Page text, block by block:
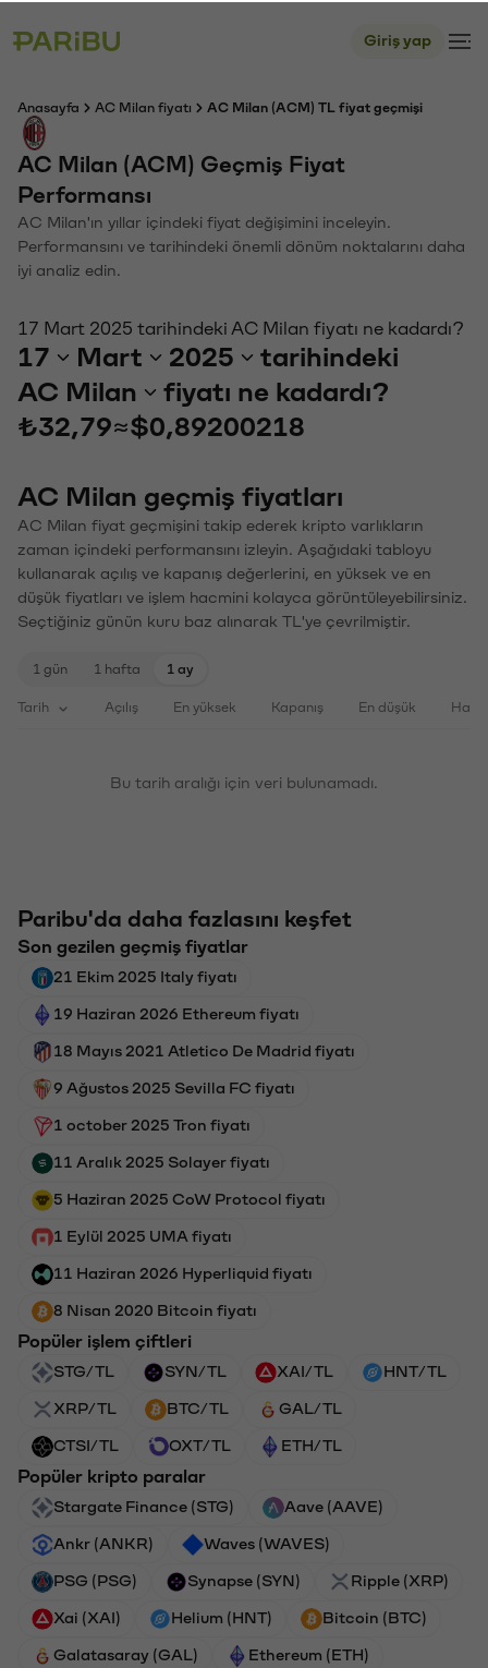
Giriş yap
Anasayfa AC Milan fiyatı AC Milan (ACM) TL fiyat geçmişi
AC Milan (ACM) Geçmiş Fiyat
Performansı
AC Milan'ın yıllar içindeki fiyat değişimini inceleyin.
Performansını ve tarihindeki önemli dönüm noktalarını daha
iyi analiz edin.
17 Mart 2025 tarihindeki AC Milan fiyatı ne kadardı?
17 Mart 2025
tarihindeki
AC Milan
fiyatı ne kadardı?
₺32,79≈$0,89200218
AC Milan geçmiş fiyatları
AC Milan fiyat geçmişini takip ederek kripto varlıkların
zaman içindeki performansını izleyin. Aşağıdaki tabloyu
kullanarak açılış ve kapanış değerlerini, en yüksek ve en
düşük fiyatları ve işlem hacmini kolayca görüntüleyebilirsiniz.
Seçtiğiniz günün kuru baz alınarak TL'ye çevrilmiştir.
1 gün 1 hafta 1 ay
Tarih Açılış En yüksek Kapanış En düşük
Bu tarih aralığı için veri bulunamadı.
Paribu'da daha fazlasını keşfet
Son gezilen geçmiş fiyatlar
21 Ekim 2025 Italy fiyatı
19 Haziran 2026 Ethereum fiyatı
18 Mayıs 2021 Atletico De Madrid fiyatı
9 Ağustos 2025 Sevilla FC fiyatı
1 october 2025 Tron fiyatı
11 Aralık 2025 Solayer fiyatı
5 Haziran 2025 CoW Protocol fiyatı
1 Eylül 2025 UMA fiyatı
11 Haziran 2026 Hyperliquid fiyatı
8 Nisan 2020 Bitcoin fiyatı
Popüler işlem çiftleri
STG/TL SYN/TL XAI/TL HNT/TL
XRP/TL BTC/TL GAL/TL
CTSI/TL OXT/TL ETH/TL
Popüler kripto paralar
Stargate Finance (STG) Aave (AAVE)
Ankr (ANKR) Waves (WAVES)
PSG (PSG) Synapse (SYN) Ripple (XRP)
Xai (XAI) Helium (HNT) Bitcoin (BTC)
Galatasaray (GAL) Ethereum (ETH)